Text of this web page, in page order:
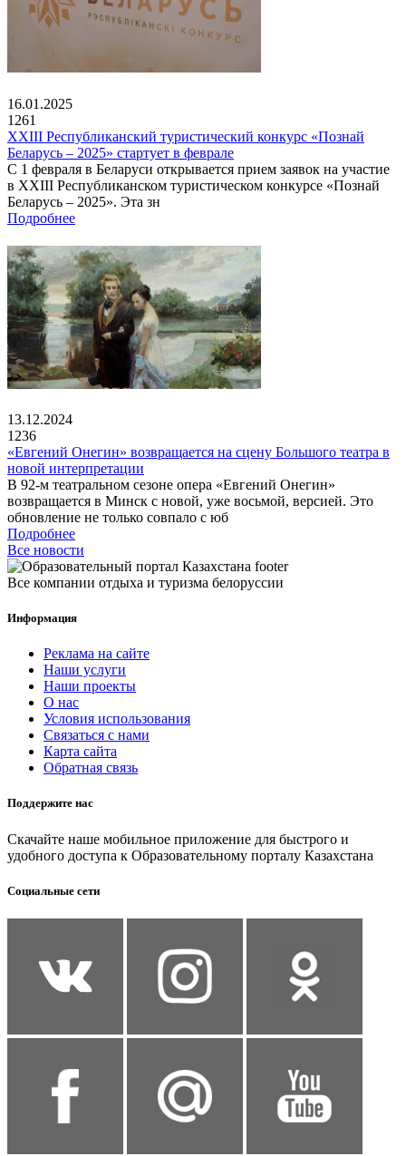
16.01.2025
1261
XXIII Республиканский туристический конкурс «Познай
Беларусь – 2025» стартует в феврале
С 1 февраля в Беларуси открывается прием заявок на участие
в XXIII Республиканском туристическом конкурсе «Познай
Беларусь – 2025». Эта зн
Подробнее
13.12.2024
1236
«Евгений Онегин» возвращается на сцену Большого театра в
новой интерпретации
В 92-м театральном сезоне опера «Евгений Онегин»
возвращается в Минск с новой, уже восьмой, версией. Это
обновление не только совпало с юб
Подробнее
Все новости
Все компании отдыха и туризма белоруссии
Информация
Реклама на сайте
Наши услуги
Наши проекты
О нас
Условия использования
Связаться с нами
Карта сайта
Обратная связь
Поддержите нас
Скачайте наше мобильное приложение для быстрого и
удобного доступа к Образовательному порталу Казахстана
Социальные сети